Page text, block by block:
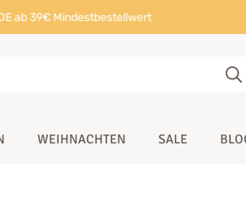
ab 39€ Mindestbestellwert
WEIHNACHTEN SALE